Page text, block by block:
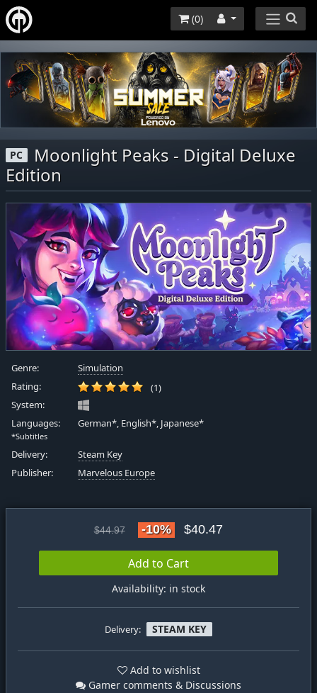
(0)
PC
Moonlight Peaks - Digital Deluxe
Edition
Genre:
Simulation
Rating:
(1)
System:
Languages:
*Subtitles
German*, English*, Japanese*
Delivery:
Steam Key
Publisher:
Marvelous Europe
$44.97 -10% $40.47
Add to Cart
Availability: in stock
Delivery: STEAM KEY
Add to wishlist
Gamer comments & Discussions